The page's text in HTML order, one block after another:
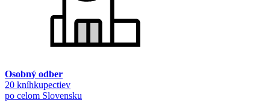
Osobný odber
20 kníhkupectiev
po celom Slovensku